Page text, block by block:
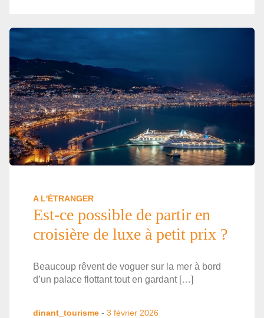
A L'ÉTRANGER
Est-ce possible de partir en
croisière de luxe à petit prix ?
Beaucoup rêvent de voguer sur la mer à bord
d’un palace flottant tout en gardant […]
dinant_tourisme - 3 février 2026